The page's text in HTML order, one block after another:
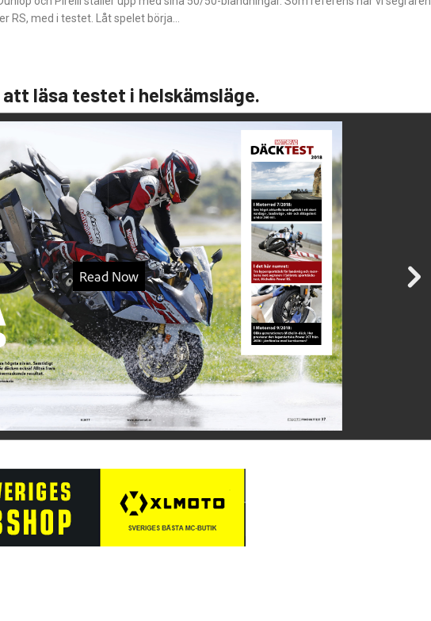
RS, med i testet. Låt spelet börja…
läsa testet i helskämsläge.